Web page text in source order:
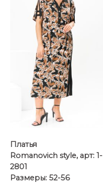
Платья
Romanovich style, арт: 1-
2801
Размеры: 52-56